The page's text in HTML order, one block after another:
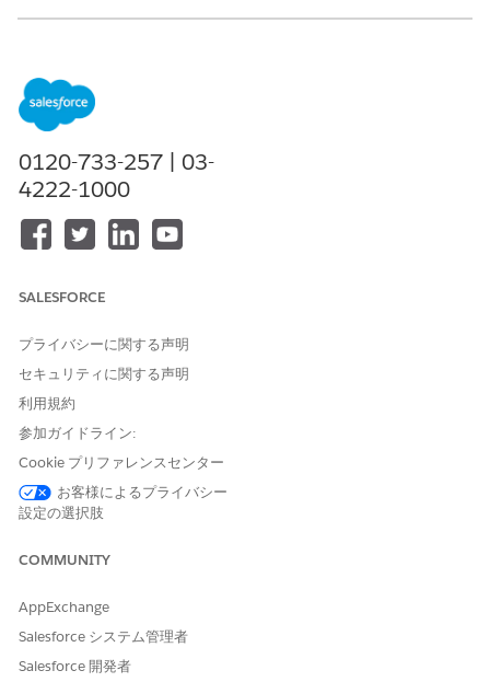
必要なユーザー権限
Einstein for Flow や
Agentforce for Flow など、
Flow Builder で使用できるす
べてのフロー タイプ、要素、
く、編集、作成、有効化、ま
たは無効化する
レコードトリガーフローの使用開始
作成、更新、または削除したときに自動的に実行されます。ト
リガーされたら、レコードの更新、レコードの作成、メールの
送信などのアクションを実行します。レコードトリガーフロー
には 2 種類があります。状況に最適な方法を使用できるよう
に、これらの違いについて説明します。
保存前と保存後のレコードトリガーフローの決定
レコードトリガーフローは、誰かが Salesforce でレコードを
作成、更新、または削除したときに実行されます。保存前フロ
保存後フローは、Salesforce がレコードを保存した後に実行
してください。
レコードトリガーフローでのエントリ条件のしくみ
エントリ条件は、レコードトリガーフローを実行するタイミン
0120-733-257 | 03-
4222-1000
SALESFORCE
プライバシーに関する声明
セキュリティに関する声明
利用規約
参加ガイドライン:
Cookie プリファレンスセンター
お客様によるプライバシー
設定の選択肢
COMMUNITY
AppExchange
Salesforce システム管理者
Salesforce 開発者